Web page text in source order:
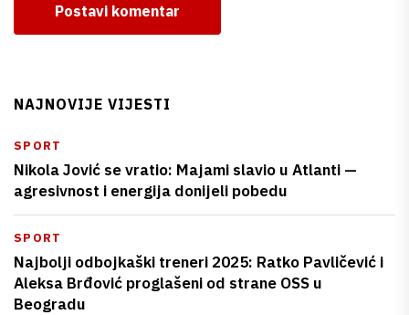
Postavi komentar
NAJNOVIJE VIJESTI
SPORT
Nikola Jović se vratio: Majami slavio u Atlanti —
agresivnost i energija donijeli pobedu
SPORT
Najbolji odbojkaški treneri 2025: Ratko Pavličević i
Aleksa Brđović proglašeni od strane OSS u
Beogradu